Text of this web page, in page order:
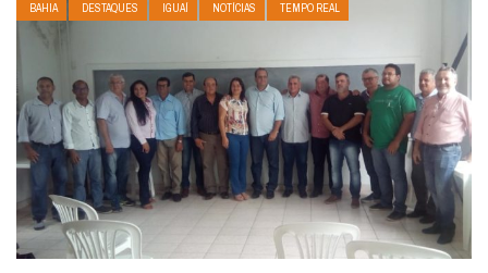
BAHIA DESTAQUES IGUAÍ NOTÍCIAS TEMPO REAL